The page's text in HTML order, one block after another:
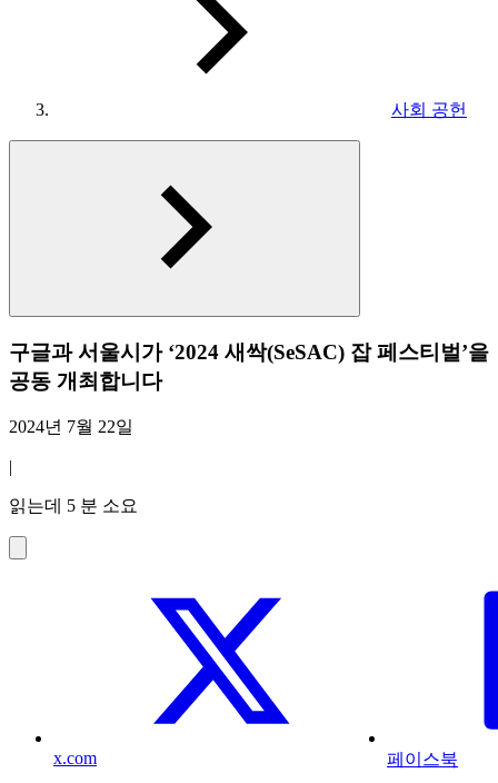
사회 공헌
구글과 서울시가 ‘2024 새싹(SeSAC) 잡 페스티벌’을
공동 개최합니다
2024년 7월 22일
|
읽는데 5 분 소요
x.com 페이스북